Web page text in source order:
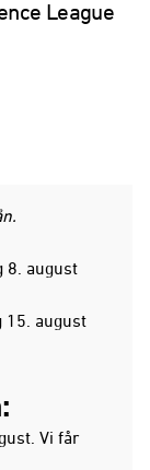
League
8. august
15. august
Vi får